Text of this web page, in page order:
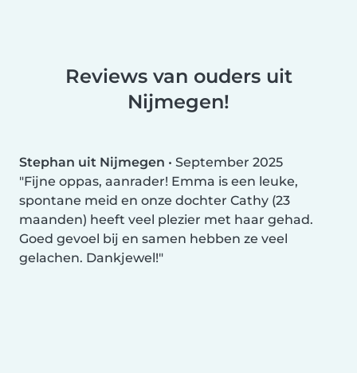
Reviews van ouders uit
Nijmegen!
Stephan uit Nijmegen • September 2025
Fijne oppas, aanrader! Emma is een leuke,
spontane meid en onze dochter Cathy (23
maanden) heeft veel plezier met haar gehad.
Goed gevoel bij en samen hebben ze veel
gelachen. Dankjewel!